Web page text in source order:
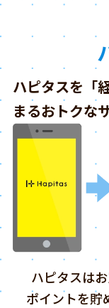
ハピタスを「
まるおトクな
ハピタスは
ポイントを貯